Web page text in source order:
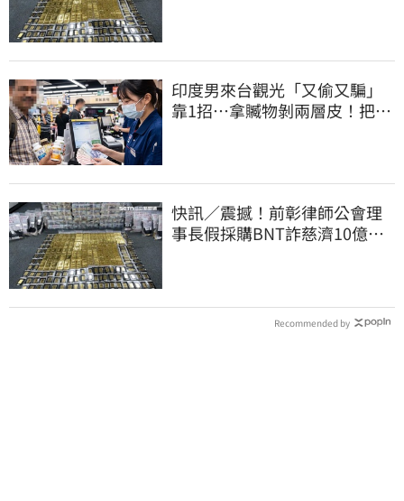
印度男來台觀光「又偷又騙」
靠1招…拿贓物剝兩層皮！把全
快訊／震撼！前彰律師公會理
事長假採購BNT詐慈濟10億、
Recommended by